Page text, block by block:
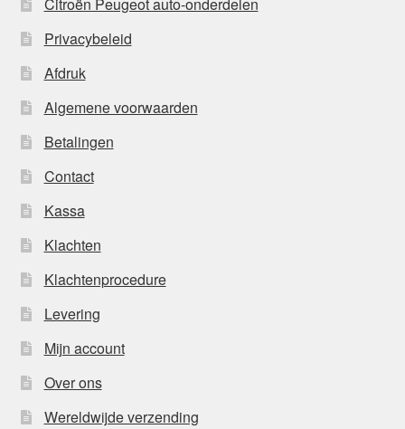
Citroën Peugeot auto-onderdelen
Privacybeleid
Afdruk
Algemene voorwaarden
Betalingen
Contact
Kassa
Klachten
Klachtenprocedure
Levering
Mijn account
Over ons
Wereldwijde verzending